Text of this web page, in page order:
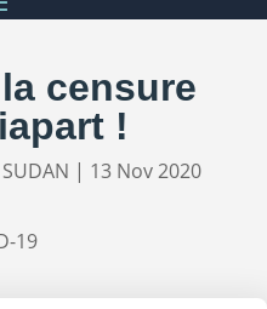
censure
!
| 13 Nov 2020
19